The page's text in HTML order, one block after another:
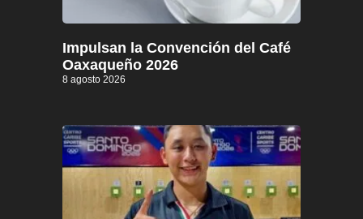
Impulsan la Convención del Café
Oaxaqueño 2026
8 agosto 2026